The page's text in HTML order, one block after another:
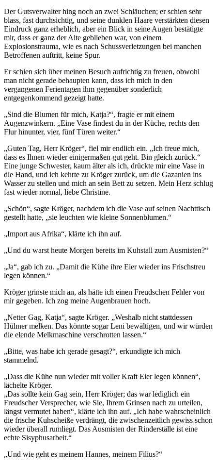
Der Gutsverwalter hing noch an zwei Schläuchen; er schien sehr
blass, fast durchsichtig, und seine dunklen Haare verstärkten diesen
Eindruck ganz erheblich, aber ein Blick in seine Augen bestätigte
mir, dass er ganz der Alte geblieben war, von einem
Explosionstrauma, wie es nach Schussverletzungen bei manchen
Betroffenen auftritt, keine Spur.
Er schien sich über meinen Besuch aufrichtig zu freuen, obwohl
man nicht gerade behaupten kann, dass ich mich in den
vergangenen Ferientagen ihm gegenüber sonderlich
entgegenkommend gezeigt hatte.
„Sind die Blumen für mich, Katja?“, fragte er mit einem
Augenzwinkern. „Eine Vase findest du in der Küche, rechts den
Flur hinunter, vier, fünf Türen weiter.“
„Guten Tag, Herr Kröger“, fiel mir endlich ein. „Ich freue mich,
dass es Ihnen wieder einigermaßen gut geht. Bin gleich zurück.“
Eine junge Schwester, kaum älter als ich, drückte mir eine Vase in
die Hand, und ich kehrte zu Kröger zurück, um die Gazanien ins
Wasser zu stellen und mich an sein Bett zu setzen. Mein Herz schlug
fast wieder normal, liebe Christine.
„Schön“, sagte Kröger, nachdem ich die Vase auf seinen Nachttisch
gestellt hatte, „sie leuchten wie kleine Sonnenblumen.“
„Import aus Afrika“, klärte ich ihn auf.
„Und du warst heute Morgen bereits im Kuhstall zum Ausmisten?“
„Ja“, gab ich zu. „Damit die Kühe ihre Eier wieder ins Frischstreu
legen können.“
Kröger grinste mich an, als hätte ich einen Freudschen Fehler von
mir gegeben. Ich zog meine Augenbrauen hoch.
„Netter Gag, Katja“, sagte Kröger. „Weshalb nicht stattdessen
Hühner melken. Das könnte sogar Leni bewältigen, und wir würden
die elende Melkmaschine verschrotten lassen.“
„Bitte, was habe ich gerade gesagt?“, erkundigte ich mich
stammelnd.
„Dass die Kühe nun wieder mit voller Kraft Eier legen können“,
lächelte Kröger.
„Das sollte kein Gag sein, Herr Kröger; das war lediglich ein
Freudscher Versprecher, wie Sie, Ihrem Grinsen nach zu urteilen,
längst vermutet haben“, klärte ich ihn auf. „Ich habe wahrscheinlich
die frische Kuhscheiße verdrängt, die zwischenzeitlich gewiss schon
wieder überall rumliegt. Das Ausmisten der Rinderställe ist eine
echte Sisyphusarbeit.“
„Und wie geht es meinem Hannes, meinem Filius?“